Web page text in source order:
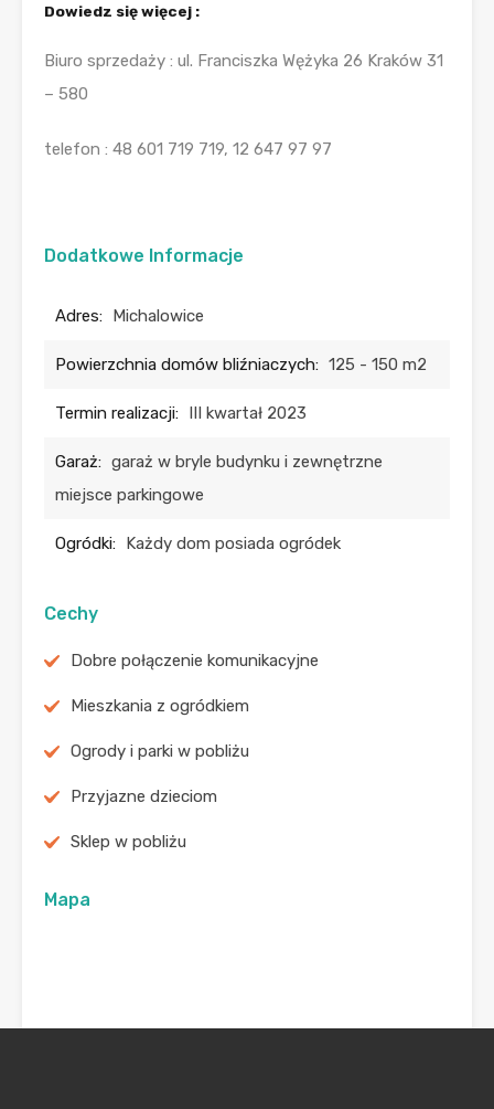
Dowiedz się więcej :
Biuro sprzedaży : ul. Franciszka Wężyka 26 Kraków 31
– 580
telefon : 48 601 719 719, 12 647 97 97
Dodatkowe Informacje
Adres: Michalowice
Powierzchnia domów bliźniaczych: 125 - 150 m2
Termin realizacji: III kwartał 2023
Garaż: garaż w bryle budynku i zewnętrzne
miejsce parkingowe
Ogródki: Każdy dom posiada ogródek
Cechy
Dobre połączenie komunikacyjne
Mieszkania z ogródkiem
Ogrody i parki w pobliżu
Przyjazne dzieciom
Sklep w pobliżu
Mapa